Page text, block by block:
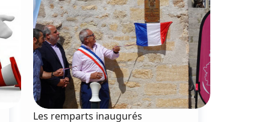
en
valeur
Les remparts inaugurés